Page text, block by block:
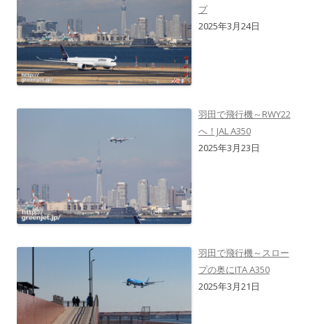
プ
2025年3月24日
羽田で飛行機～RWY22
へ！JAL A350
2025年3月23日
羽田で飛行機～スロー
プの奥にITA A350
2025年3月21日